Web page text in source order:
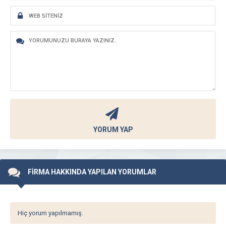
YORUM YAP
FİRMA HAKKINDA YAPILAN YORUMLAR
Hiç yorum yapılmamış.